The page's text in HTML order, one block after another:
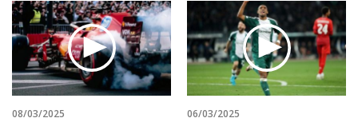
Θέατρο-Χορός
Μουσική
Εικαστικά
Βιβλίο
Χειρόγραφα
Podcasts
Uncut
Προσφορές
Προσωπικότητες στην ''Κ''
Επιστολές
08/03/2025 06/03/2025